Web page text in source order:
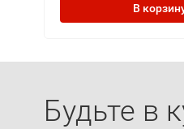
В
Будьте в